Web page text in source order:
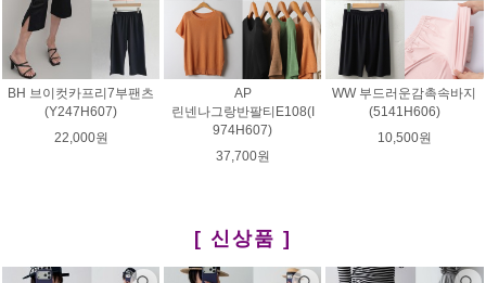
BH 브이컷카프리7부팬츠
(Y247H607)
22,000원
AP
린넨나그랑반팔티E108(I
974H607)
37,700원
WW 부드러운감촉속바지
(5141H606)
10,500원
[ 신상품 ]